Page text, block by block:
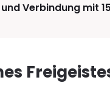
und Verbindung mit